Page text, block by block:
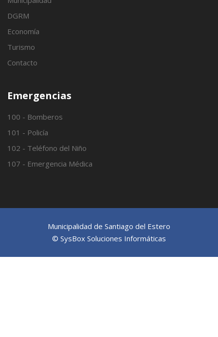
DGRM
Economía
Turismo
Contacto
Emergencias
100 - Bomberos
101 - Policía
102 - Teléfono del Niño
107 - Emergencia Médica
Municipalidad de Santiago del Estero
© SysBox Soluciones Informáticas